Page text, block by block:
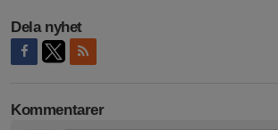
Dela nyhet
Kommentarer